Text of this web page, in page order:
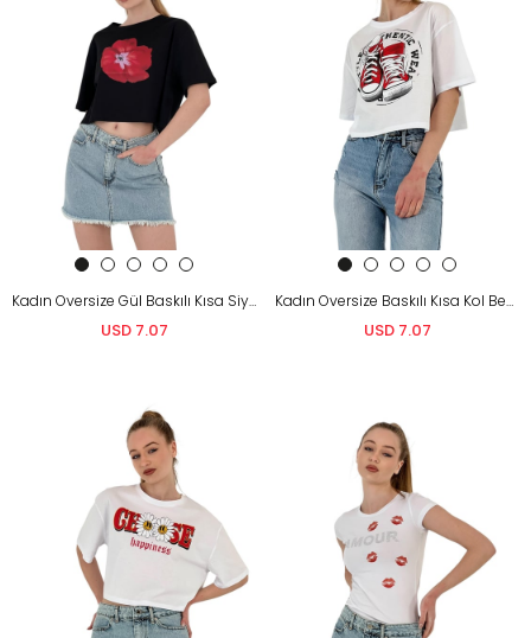
Kadın Oversize Gül Baskılı Kısa Siyah Crop Tişört
USD 7.07
Kadın Oversize Baskılı Kısa Kol Beyaz Crop Tişört
USD 7.07